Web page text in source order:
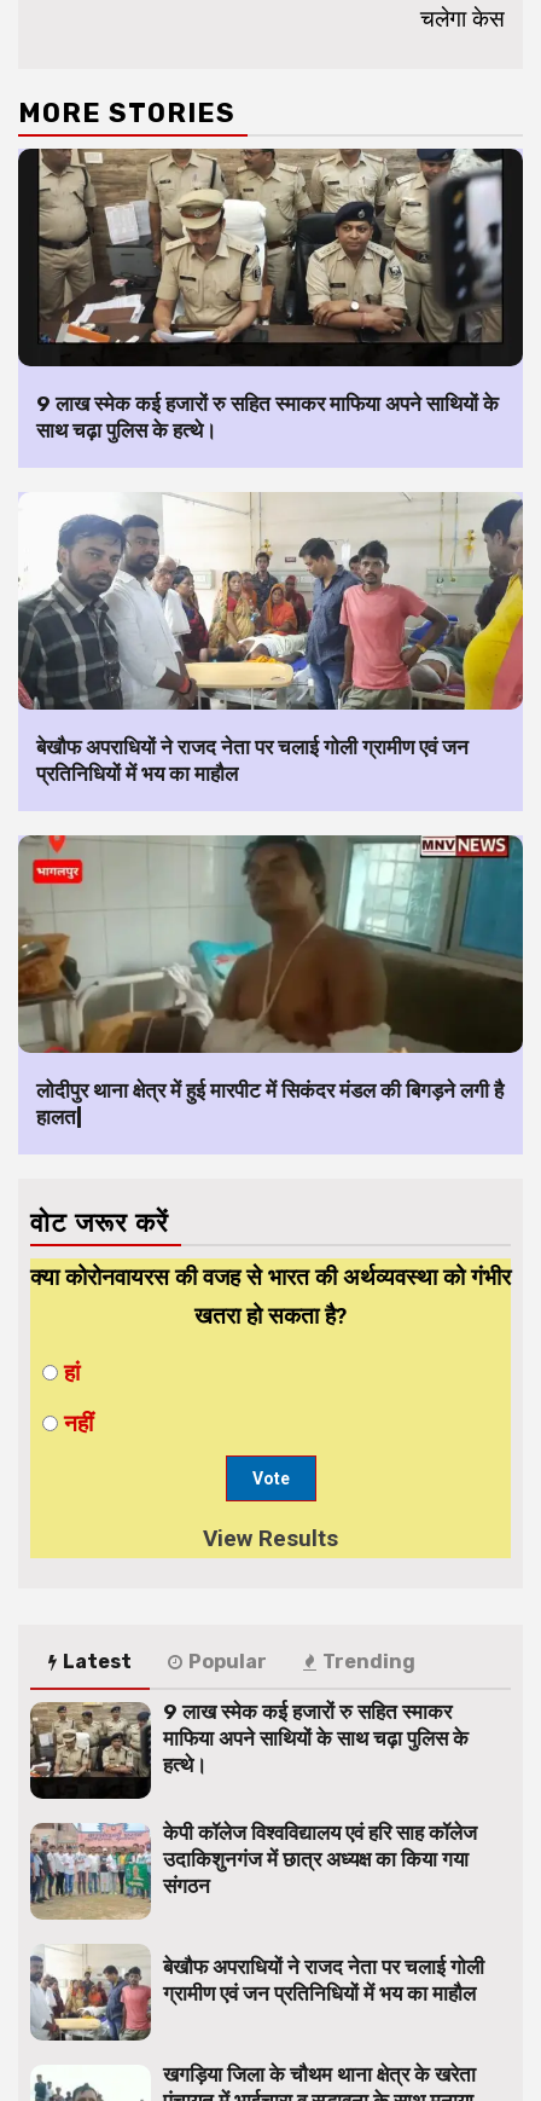
चलेगा केस
MORE STORIES
9 लाख स्मेक कई हजारों रु सहित स्माकर माफिया अपने साथियों के
साथ चढ़ा पुलिस के हत्थे।
बेखौफ अपराधियों ने राजद नेता पर चलाई गोली ग्रामीण एवं जन
प्रतिनिधियों में भय का माहौल
लोदीपुर थाना क्षेत्र में हुई मारपीट में सिकंदर मंडल की बिगड़ने लगी है
हालत|
वोट जरूर करें
क्या कोरोनवायरस की वजह से भारत की अर्थव्यवस्था को गंभीर
खतरा हो सकता है?
हां
नहीं
View Results
Latest Popular Trending
9 लाख स्मेक कई हजारों रु सहित स्माकर
माफिया अपने साथियों के साथ चढ़ा पुलिस के
हत्थे।
केपी कॉलेज विश्वविद्यालय एवं हरि साह कॉलेज
उदाकिशुनगंज में छात्र अध्यक्ष का किया गया
संगठन
बेखौफ अपराधियों ने राजद नेता पर चलाई गोली
ग्रामीण एवं जन प्रतिनिधियों में भय का माहौल
खगड़िया जिला के चौथम थाना क्षेत्र के खरेता